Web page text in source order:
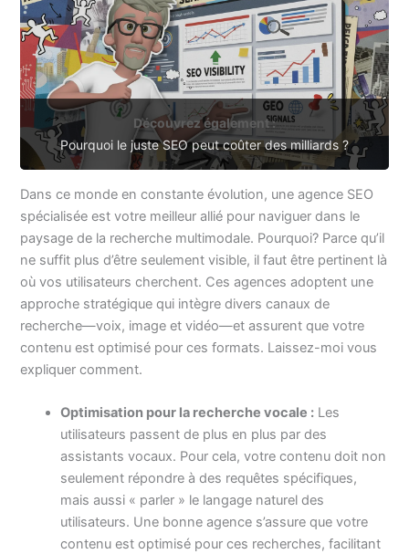
Découvrez également :
Pourquoi le juste SEO peut coûter des milliards ?
Dans ce monde en constante évolution, une agence SEO
spécialisée est votre meilleur allié pour naviguer dans le
paysage de la recherche multimodale. Pourquoi? Parce qu’il
ne suffit plus d’être seulement visible, il faut être pertinent là
où vos utilisateurs cherchent. Ces agences adoptent une
approche stratégique qui intègre divers canaux de
recherche—voix, image et vidéo—et assurent que votre
contenu est optimisé pour ces formats. Laissez-moi vous
expliquer comment.
Optimisation pour la recherche vocale : Les
utilisateurs passent de plus en plus par des
assistants vocaux. Pour cela, votre contenu doit non
seulement répondre à des requêtes spécifiques,
mais aussi « parler » le langage naturel des
utilisateurs. Une bonne agence s’assure que votre
contenu est optimisé pour ces recherches, facilitant